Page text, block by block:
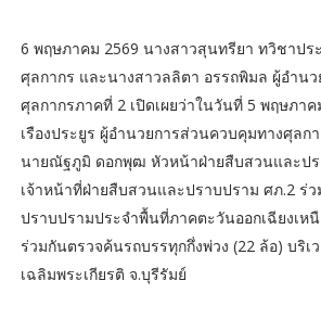
6 พฤษภาคม 2569 นางสาวสุนทรียา ทวิชาปร
ศุลกากร และนางสาวลลิตา อรรถพิมล ผู้อำน
ศุลกากรภาคที่ 2 เปิดเผยว่าในวันที่ 5 พฤษภา
เรืองประยูร ผู้อำนวยการส่วนควบคุมทางศุลก
นายณัฐภูมิ ดอกพุฒ หัวหน้าฝ่ายสืบสวนและปร
เจ้าหน้าที่ฝ่ายสืบสวนและปราบปราม ศภ.2 ร่
ปราบปรามประจำพื้นที่ภาคตะวันออกเฉียงเห
ร่วมกันตรวจค้นรถบรรทุกกึ่งพ่วง (22 ล้อ) บริ
เฉลิมพระเกียรติ จ.บุรีรัมย์